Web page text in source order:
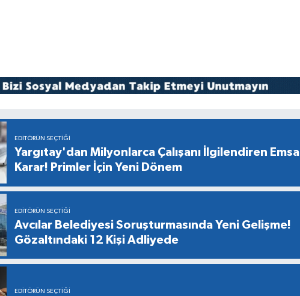
EDITÖRÜN SEÇTIĞI
Yargıtay'dan Milyonlarca Çalışanı İlgilendiren Emsal
Karar! Primler İçin Yeni Dönem
EDITÖRÜN SEÇTIĞI
Avcılar Belediyesi Soruşturmasında Yeni Gelişme!
Gözaltındaki 12 Kişi Adliyede
EDITÖRÜN SEÇTIĞI